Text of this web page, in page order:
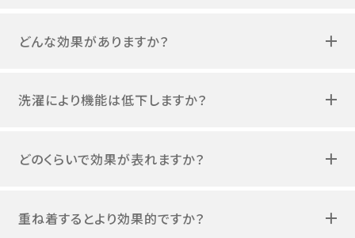
どんな効果がありますか？
洗濯により機能は低下しますか？
どのくらいで効果が表れますか？
重ね着するとより効果的ですか？